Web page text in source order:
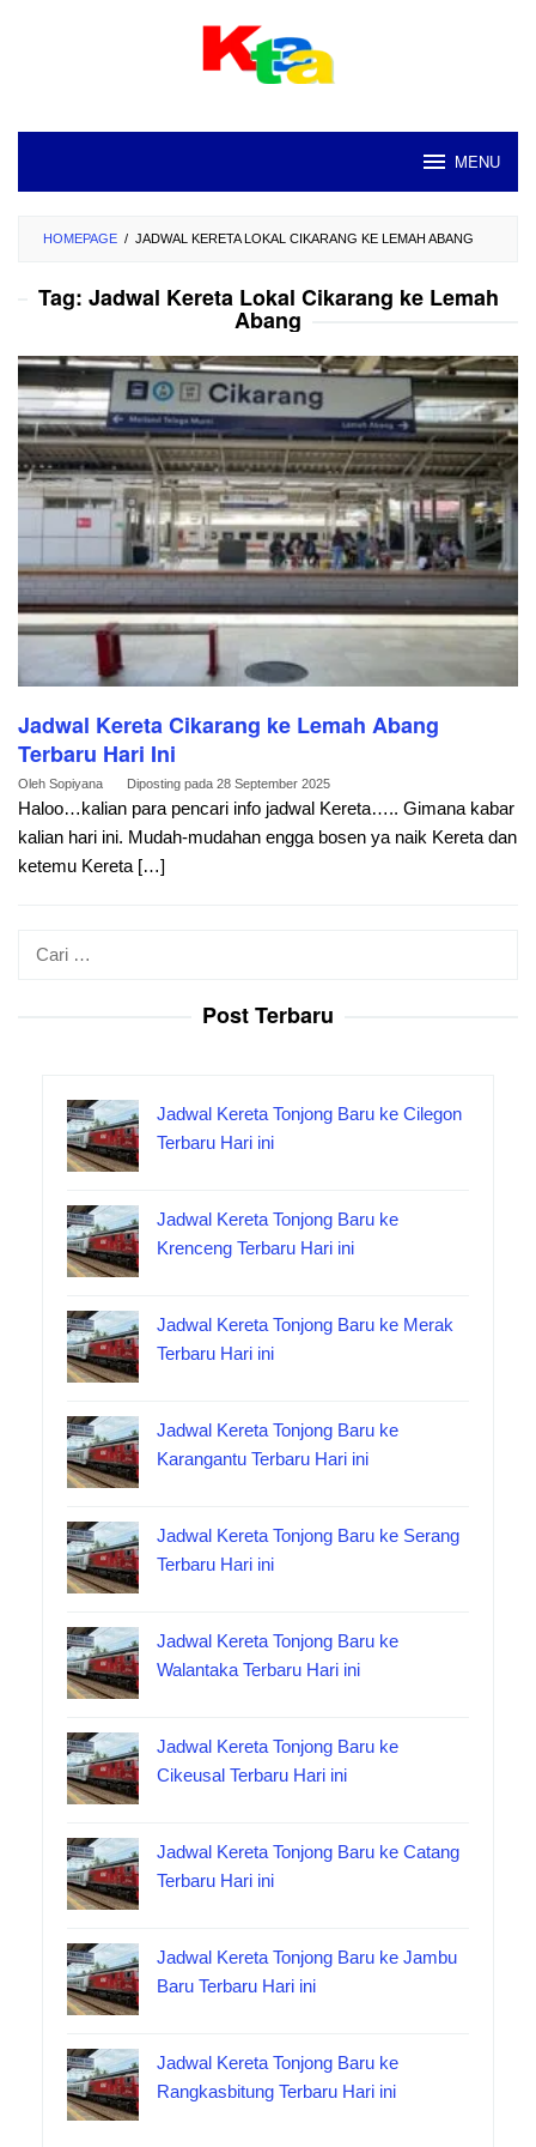
MENU
HOMEPAGE / JADWAL KERETA LOKAL CIKARANG KE LEMAH ABANG
Tag: Jadwal Kereta Lokal Cikarang ke Lemah
Abang
Jadwal Kereta Cikarang ke Lemah Abang
Terbaru Hari Ini
Oleh Sopiyana Diposting pada 28 September 2025
Haloo…kalian para pencari info jadwal Kereta….. Gimana kabar
kalian hari ini. Mudah-mudahan engga bosen ya naik Kereta dan
ketemu Kereta […]
Post Terbaru
Jadwal Kereta Tonjong Baru ke Cilegon
Terbaru Hari ini
Jadwal Kereta Tonjong Baru ke
Krenceng Terbaru Hari ini
Jadwal Kereta Tonjong Baru ke Merak
Terbaru Hari ini
Jadwal Kereta Tonjong Baru ke
Karangantu Terbaru Hari ini
Jadwal Kereta Tonjong Baru ke Serang
Terbaru Hari ini
Jadwal Kereta Tonjong Baru ke
Walantaka Terbaru Hari ini
Jadwal Kereta Tonjong Baru ke
Cikeusal Terbaru Hari ini
Jadwal Kereta Tonjong Baru ke Catang
Terbaru Hari ini
Jadwal Kereta Tonjong Baru ke Jambu
Baru Terbaru Hari ini
Jadwal Kereta Tonjong Baru ke
Rangkasbitung Terbaru Hari ini